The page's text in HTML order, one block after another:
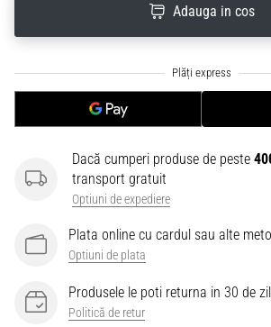
Adauga in cos
Dacă cumperi produse de peste
transport gratuit
Optiuni de expediere
Plata online cu cardul sau alte
Optiuni de plata
Produsele le poti returna in 30 de
Politică de retur